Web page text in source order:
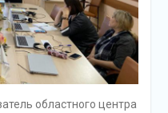
областного центра